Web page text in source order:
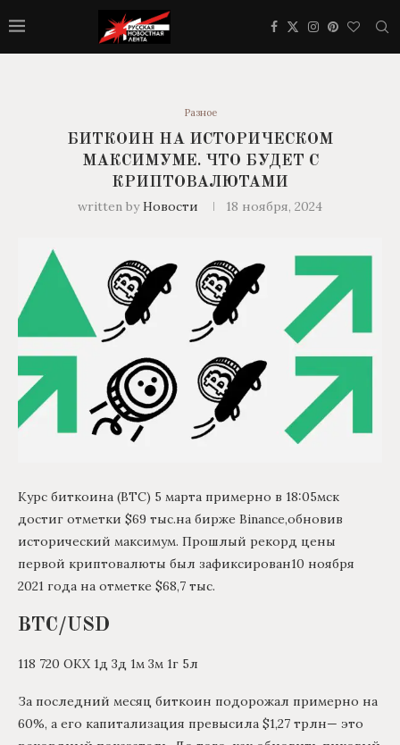
Разное
БИТКОИН НА ИСТОРИЧЕСКОМ
МАКСИМУМЕ. ЧТО БУДЕТ С
КРИПТОВАЛЮТАМИ
written byНовости 18 ноября, 2024
Курс биткоина (BTC) 5 марта примерно в 18:05мск
достиг отметки $69 тыс.на бирже Binance,обновив
исторический максимум. Прошлый рекорд цены
первой криптовалюты был зафиксирован10 ноября
2021 года на отметке $68,7 тыс.
BTC/USD
118 720 ОКХ 1д 3д 1м 3м 1г 5л
За последний месяц биткоин подорожал примерно на
60%, а его капитализация превысила $1,27 трлн— это